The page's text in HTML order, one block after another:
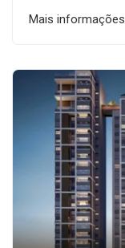
Mais informações